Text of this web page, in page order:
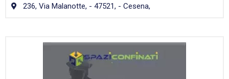
236, Via Malanotte, - 47521, - Cesena,